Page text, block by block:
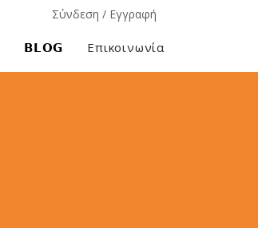
Σύνδεση / Εγγραφή
𝗕𝗟𝗢𝗚 Επικοινωνία